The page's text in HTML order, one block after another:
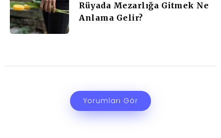
Rüyada Mezarlığa Gitmek Ne
Anlama Gelir?
Yorumları Gör